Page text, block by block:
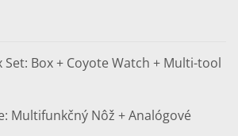
Box + Coyote Watch + Multi-tool
Multifunkčný Nôž + Analógové